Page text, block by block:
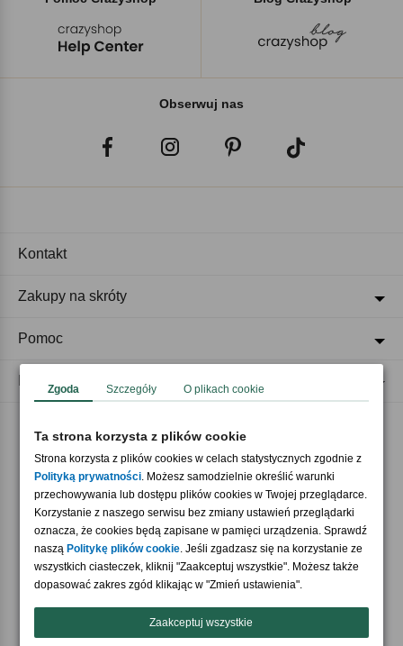
Obserwuj nas
Akceptujemy płatności
Nasi partnerzy
Kontakt
Zakupy na skróty
Pomoc
Zgoda Szczegóły O plikach cookie
Ta strona korzysta z plików cookie
Strona korzysta z plików cookies w celach statystycznych zgodnie z
Polityką prywatności. Możesz samodzielnie określić warunki
przechowywania lub dostępu plików cookies w Twojej przeglądarce.
Korzystanie z naszego serwisu bez zmiany ustawień przeglądarki
oznacza, że cookies będą zapisane w pamięci urządzenia. Sprawdź
naszą Politykę plików cookie. Jeśli zgadzasz się na korzystanie ze
wszystkich ciasteczek, kliknij "Zaakceptuj wszystkie". Możesz także
dopasować zakres zgód klikając w "Zmień ustawienia".
Zaakceptuj wszystkie